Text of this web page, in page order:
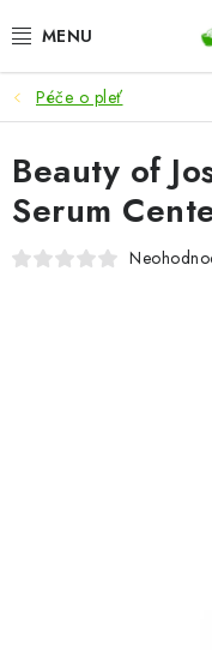
na
AKCE
DOPLŇKY STRAVY
PŘÍRODNÍ KOSMETIKA
Péče o pleť
Beauty of
Serum